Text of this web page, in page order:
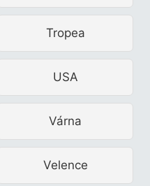
Tropea
USA
Várna
Velence